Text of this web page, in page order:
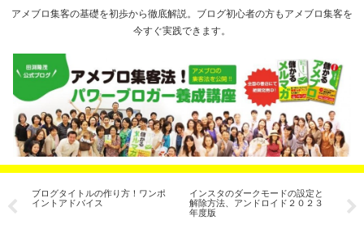
アメブロ集客の基礎を初歩から徹底解説。ブログ初心者の方もアメブロ集客を
今すぐ実践できます。
ブログタイトルの作り方！ワンポ
イントアドバイス
インスタのダークモードの設定と
解除方法、アンドロイド２０２３
年度版
は？